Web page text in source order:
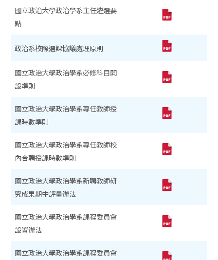
國立政治大學政治學系主任遴選要
點
政治系校際選課協議處理原則
國立政治大學政治學系必修科目開
設準則
國立政治大學政治學系專任教師授
課時數準則
國立政治大學政治學系專任教師校
內合聘授課時數準則
國立政治大學政治學系新聘教師研
究成果期中評量辦法
國立政治大學政治學系課程委員會
設置辦法
國立政治大學政治學系課程委員會